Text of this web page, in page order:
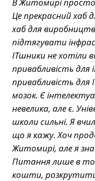
Це прекрасний хаб
хаб для
підтягувати
ITшники не хотіли
привабливість для
привабливість для
мозок. Є
невелика, але є.
школи сильні. Я
що я кажу. Хоч
Житомирі, але я
Питання лише в
кошти,